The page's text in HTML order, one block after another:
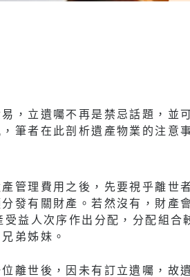
，立遺囑不再是禁忌話題，並
筆者在此剖析遺產物業的注意
管理費用之後，先要視乎離世
發有關財產。若然沒有，財產
益人次序作出分配，分配組合
弟姊妹。
離世後，因未有訂立遺囑，故